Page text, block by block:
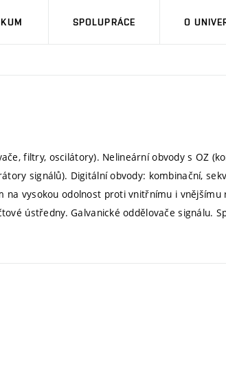
SPOLUPRÁCE O
filtry, oscilátory). Nelineární obvody s OZ
signálů). Digitální obvody: kombinační,
na vysokou odolnost proti vnitřnímu i vnějšímu
ústředny. Galvanické oddělovače signálu.